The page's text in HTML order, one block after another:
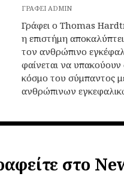
ΓΡΆΦΕΙADMIN
Γράφει ο Thomas
η επιστήμη
τον ανθρώπινο
φαίνεται να
κόσμο του σύμπαντος
ανθρώπινων
στο